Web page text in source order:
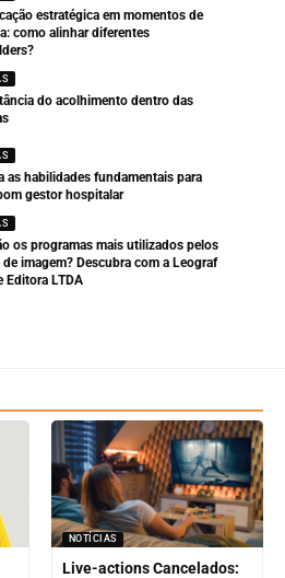
estratégica em momentos de
como alinhar diferentes
do acolhimento dentro das
as habilidades fundamentais para
gestor hospitalar
os programas mais utilizados pelos
imagem? Descubra com a Leograf
Editora LTDA
NOTÍCIAS
Live-actions Cancelados: